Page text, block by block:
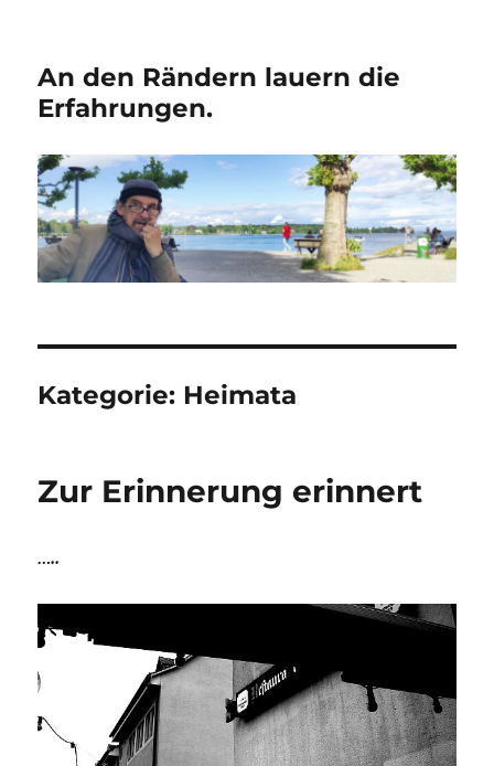
An den Rändern lauern die
Erfahrungen.
Kategorie: Heimata
Zur Erinnerung erinnert
…..